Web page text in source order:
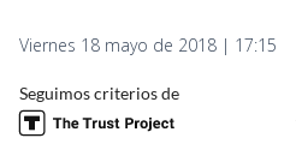
Viernes 18 mayo de 2018 | 17:15
Seguimos criterios de